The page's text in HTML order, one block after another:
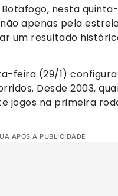
nesta
apenas pela
um resultado
feira (29/1)
Desde 2003,
jogos na primeira
APÓS A PUBLICIDADE